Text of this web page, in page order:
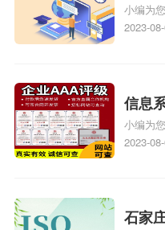
16949
小编为
能成为
2023-
信息
级费
务资
小编为
证证书
体系认
2023-
石家